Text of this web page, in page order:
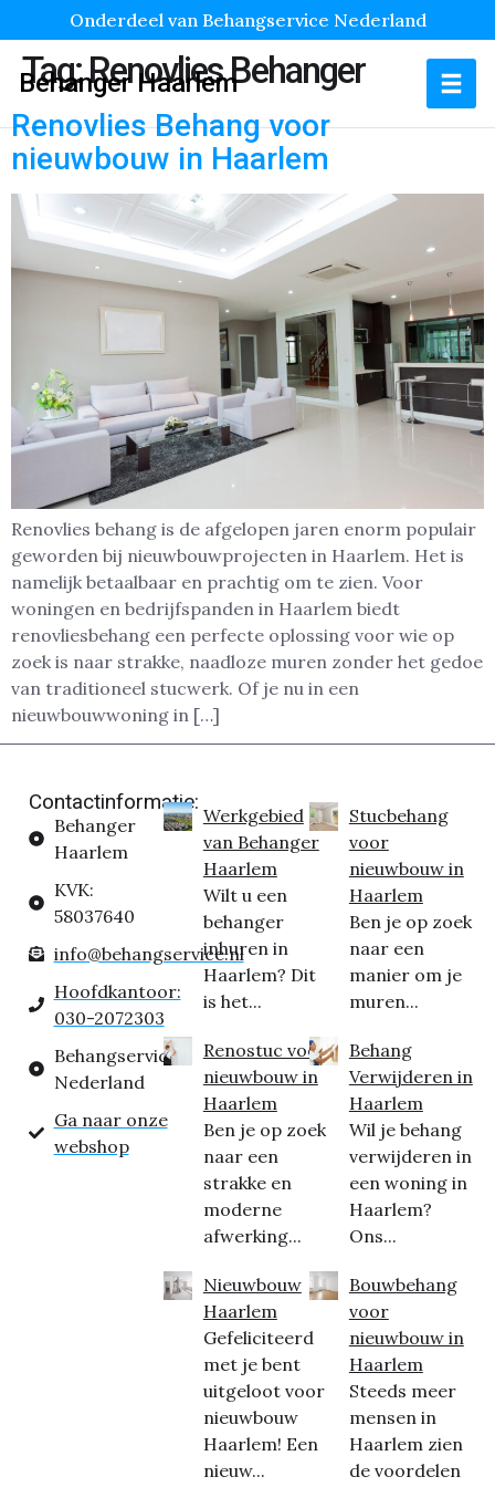
Onderdeel van Behangservice Nederland
Behanger Haarlem
Tag:Renovlies Behanger
Renovlies Behang voor
nieuwbouw in Haarlem
Renovlies behang is de afgelopen jaren enorm populair
geworden bij nieuwbouwprojecten in Haarlem. Het is
namelijk betaalbaar en prachtig om te zien. Voor
woningen en bedrijfspanden in Haarlem biedt
renovliesbehang een perfecte oplossing voor wie op
zoek is naar strakke, naadloze muren zonder het gedoe
van traditioneel stucwerk. Of je nu in een
nieuwbouwwoning in […]
Contactinformatie:
Behanger
Haarlem
KVK:
58037640
info@behangservice.nl
Hoofdkantoor:
030-2072303
Behangservice
Nederland
Ga naar onze
webshop
Werkgebied
van Behanger
Haarlem
Wilt u een
behanger
inhuren in
Haarlem? Dit
is het...
Renostuc voor
nieuwbouw in
Haarlem
Ben je op zoek
naar een
strakke en
moderne
afwerking...
Nieuwbouw
Haarlem
Gefeliciteerd
met je bent
uitgeloot voor
nieuwbouw
Haarlem! Een
nieuw...
Stucbehang
voor
nieuwbouw in
Haarlem
Ben je op zoek
naar een
manier om je
muren...
Behang
Verwijderen in
Haarlem
Wil je behang
verwijderen in
een woning in
Haarlem?
Ons...
Bouwbehang
voor
nieuwbouw in
Haarlem
Steeds meer
mensen in
Haarlem zien
de voordelen